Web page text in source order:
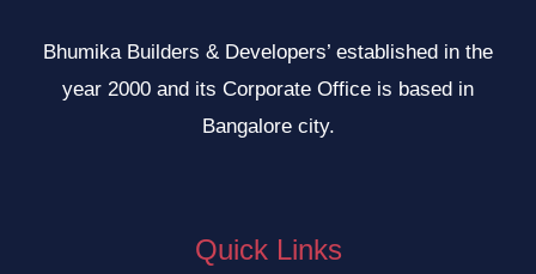
Bhumika Builders & Developers’ established in the
year 2000 and its Corporate Office is based in
Bangalore city.
Quick Links